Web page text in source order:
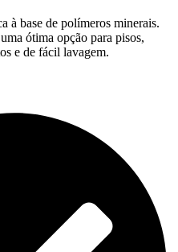
à base de polímeros minerais.
ótima opção para pisos,
e de fácil lavagem.